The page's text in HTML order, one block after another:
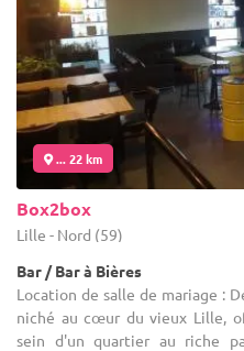
... 22 km
Box2box
Lille - Nord (59)
Bar / Bar à Bières
Location de salle de mariage :
niché au cœur du vieux Lille,
sein d'un quartier au riche